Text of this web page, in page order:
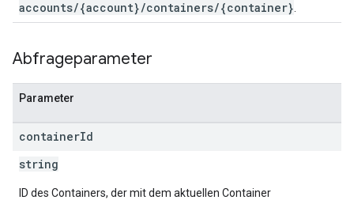
accounts/{account}/containers/{container}
Abfrageparameter
Parameter
containerId
string
ID des Containers, der mit dem aktuellen Container